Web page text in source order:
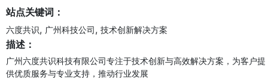
站点关键词：
六度共识, 广州科技公司, 技术创新解决方案
描述：
广州六度共识科技有限公司专注于技术创新与高效解决方案，为客户提
供优质服务与专业支持，推动行业发展